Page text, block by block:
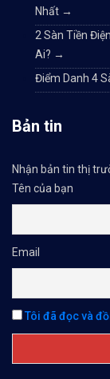
Nhất →
2 Sàn Tiền
Ai? →
Điểm Danh 4
Bản tin
Nhận bản tin thị
Tên của bạn
Email
Tôi đã đọc và